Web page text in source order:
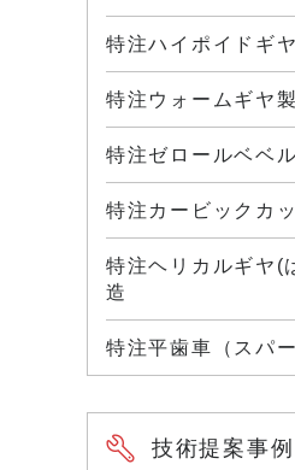
特注ハイポイドギ
特注ウォームギヤ
特注ゼロールベベ
特注カービックカ
特注ヘリカルギヤ(
造
特注平歯車（スパ
技術提案事例